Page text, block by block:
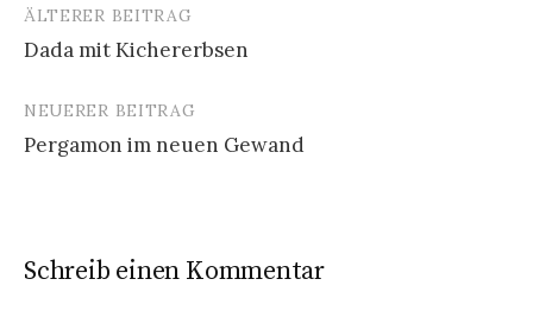
Beitrags-
Navigation
ÄLTERER BEITRAG
Dada mit Kichererbsen
NEUERER BEITRAG
Pergamon im neuen Gewand
Schreib einen Kommentar